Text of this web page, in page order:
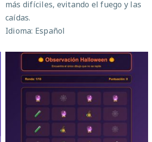
más difíciles, evitando el fuego y las
caídas.
Idioma: Español
Observación Halloween